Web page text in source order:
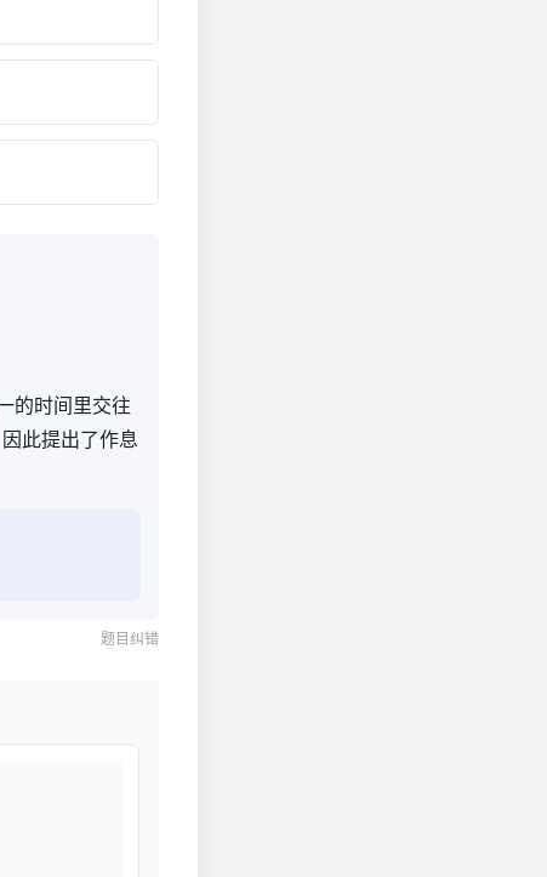
的时间里交往
此提出了作息
题目纠错